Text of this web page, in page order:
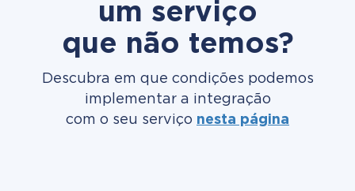
um serviço
que não temos?
Descubra em que condições podemos
implementar a integração
com o seu serviço nesta página